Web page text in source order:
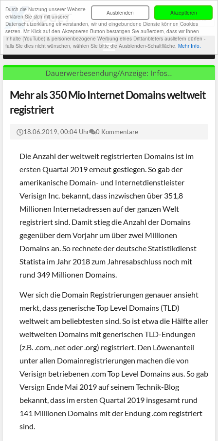
Akzeptieren
Ausblenden
Durch die Nutzung unserer Website
erklären Sie sich mit unserer
Datenschutzerklärung einverstanden, wir und eingebundene Dienste können Cookies
setzen. Mit Klick auf den Akzeptieren-Button bestätigen Sie außerdem, dass wir Ihnen
Inhalte (YouTube) & personenbezogene Werbung eines Drittanbieters ausliefern dürfen -
falls Sie dies nicht wünschen, wählen Sie bitte die Ausblenden-Schaltfläche. Mehr Info.
Mehr als 350 Mio Internet Domains weltweit
registriert
18.06.2019, 00:04 Uhr 0 Kommentare
Die Anzahl der weltweit registrierten Domains ist im
ersten Quartal 2019 erneut gestiegen. So gab der
amerikanische Domain- und Internetdienstleister
Verisign Inc. bekannt, dass inzwischen über 351,8
Millionen Internetadressen auf der ganzen Welt
registriert sind. Damit stieg die Anzahl der Domains
gegenüber dem Vorjahr um über zwei Millionen
Domains an. So rechnete der deutsche Statistikdienst
Statista im Jahr 2018 zum Jahresabschluss noch mit
rund 349 Millionen Domains.
Wer sich die Domain Registrierungen genauer ansieht
merkt, dass generische Top Level Domains (TLD)
weltweit am beliebtesten sind. So ist etwa die Hälfte aller
weltweiten Domains mit generischen TLD-Endungen
(z.B. .com, .net oder .org) registriert. Den Löwenanteil
unter allen Domainregistrierungen machen die von
Verisign betriebenen .com Top Level Domains aus. So gab
Versign Ende Mai 2019 auf seinem Technik-Blog
bekannt, dass im ersten Quartal 2019 insgesamt rund
141 Millionen Domains mit der Endung .com registriert
sind.